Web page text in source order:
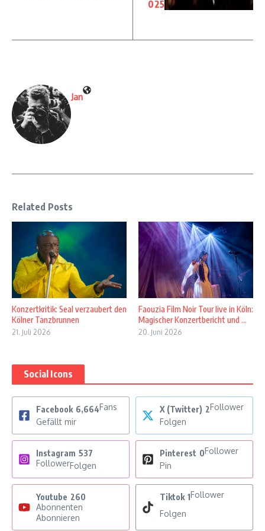
025
Jan
Related Posts
Konzertkritik: Seal verzaubert den
Kölner Tanzbrunnen
21. Juli 2026
Faouzia Film Noir Tour live in Köln:
Magischer Konzertbericht und ...
20. Juni 2026
Social Icons
Facebook 6,664Fans
Gefällt mir
X (Twitter) 2Follower
Folgen
Instagram 537
FollowerFolgen
Pinterest 0Follower
Pin
Youtube 260
Abonnenten
Abonnieren
Tiktok 1Follower
Folgen